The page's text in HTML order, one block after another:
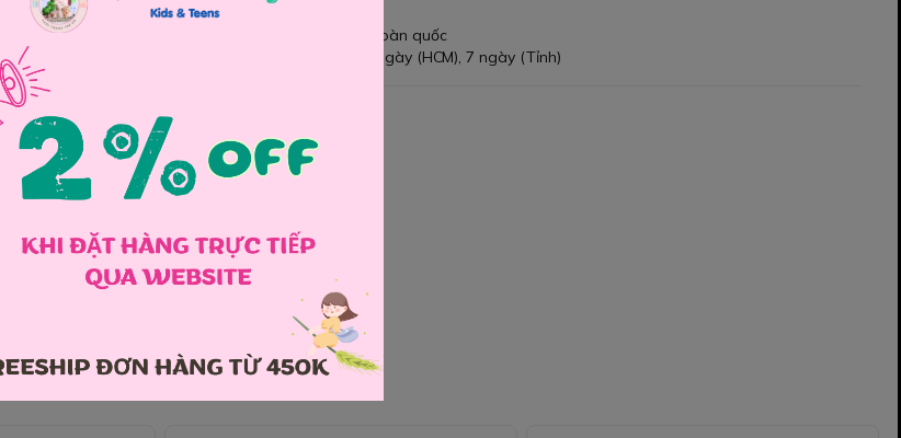
Giao hàng toàn quốc
Đổi hàng 3 ngày (HCM), 7 ngày (Tỉnh)